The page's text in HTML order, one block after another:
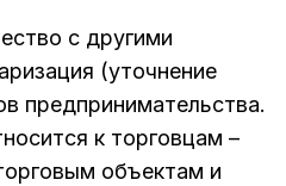
с другими
(уточнение
предпринимательства.
к торговцам –
объектам и